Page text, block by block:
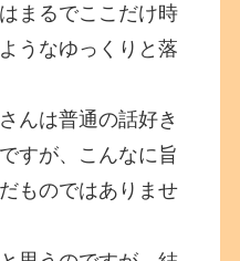
まるでここだけ時
うなゆっくりと落
んは普通の話好き
すが、こんなに旨
ものではありませ